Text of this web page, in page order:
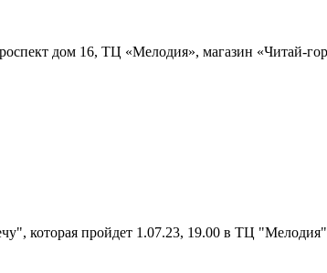
дом 16, ТЦ «Мелодия», магазин «Читай-
которая пройдет 1.07.23, 19.00 в ТЦ